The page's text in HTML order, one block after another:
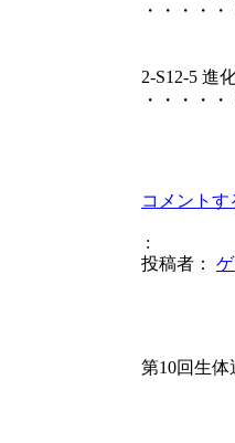
・・・・
・万
2-S12-5 進
・・・・
コメントす
:
投稿者：
第10回生
委員